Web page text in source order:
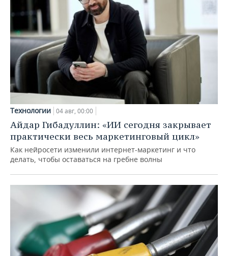
Технологии 04 авг, 00:00
Айдар Гибадуллин: «ИИ сегодня закрывает
практически весь маркетинговый цикл»
Как нейросети изменили интернет-маркетинг и что
делать, чтобы оставаться на гребне волны